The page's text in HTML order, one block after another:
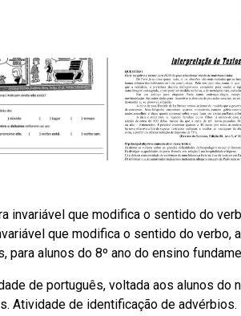
invariável que modifica o sentido do
que modifica o sentido do
para alunos do 8º ano do ensino
de português, voltada aos alunos do
Atividade de identificação de